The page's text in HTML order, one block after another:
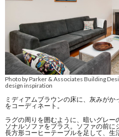
Photo by Parker & Associates Building
design inspiration
ミディアムブラウンの床に、灰みが
をコーディネート。
ラグの周りを囲むように、暗いグレ
ソナルソファをプラス。ソファの前
長方形コーヒーテーブルを足して、生